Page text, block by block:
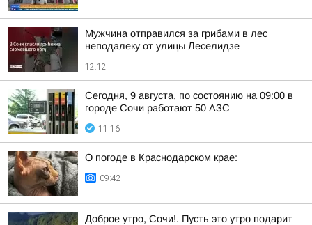
Мужчина отправился за грибами в лес
неподалеку от улицы Леселидзе
12:12
Сегодня, 9 августа, по состоянию на 09:00 в
городе Сочи работают 50 АЗС
11:16
О погоде в Краснодарском крае:
09:42
Доброе утро, Сочи!. Пусть это утро подарит